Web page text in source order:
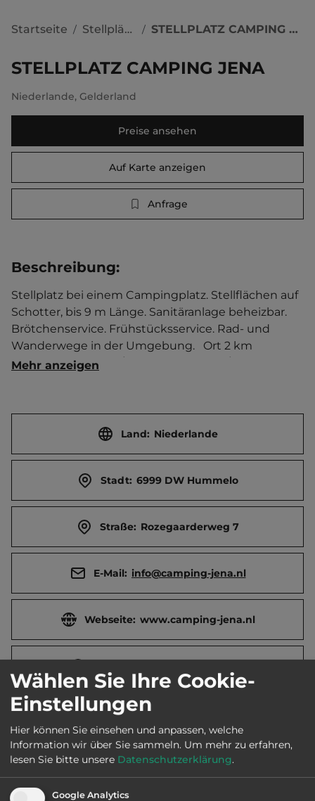
Startseite / Stellplätze / STELLPLATZ CAMPING JENA
STELLPLATZ CAMPING JENA
Niederlande, Gelderland
Preise ansehen
Auf Karte anzeigen
Anfrage
Beschreibung:
Stellplatz bei einem Campingplatz. Stellflächen auf
Schotter, bis 9 m Länge. Sanitäranlage beheizbar.
Brötchenservice. Frühstücksservice. Rad- und
Wanderwege in der Umgebung.   Ort 2 km
entfernt. Touristen-/Dauerstellplätze 4/0.
Mehr anzeigen
Land: Niederlande
Stadt: 6999 DW Hummelo
Straße: Rozegaarderweg 7
E-Mail: info@camping-jena.nl
Webseite: www.camping-jena.nl
Telefon:
Ausstattung:
Wählen Sie Ihre Cookie-
Einstellungen
Hier können Sie einsehen und anpassen, welche
Information wir über Sie sammeln. Um mehr zu erfahren,
lesen Sie bitte unsere Datenschutzerklärung.
Google Analytics